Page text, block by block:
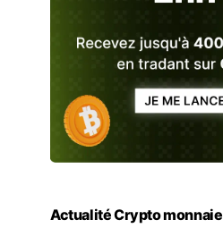
Actualité Crypto monnaie